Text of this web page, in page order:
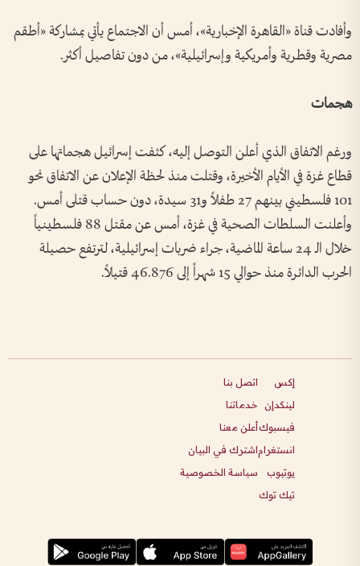
وأفادت قناة «القاهرة الإخبارية»، أمس أن الاجتماع يأتي بمشاركة «أطقم
مصرية وقطرية وأمريكية وإسرائيلية»، من دون تفاصيل أكثر.
هجمات
ورغم الاتفاق الذي أعلن التوصل إليه، كثفت إسرائيل هجماتها على
قطاع غزة في الأيام الأخيرة، وقتلت منذ لحظة الإعلان عن الاتفاق نحو
101 فلسطيني بينهم 27 طفلاً و31 سيدة، دون حساب قتلى أمس.
وأعلنت السلطات الصحية في غزة، أمس عن مقتل 88 فلسطينياً
خلال الـ 24 ساعة الماضية، جراء ضربات إسرائيلية، لترتفع حصيلة
الحرب الدائرة منذ حوالي 15 شهراً إلى 46.876 قتيلاً.
إكس
لينكدإن
فيسبوك
انستغرام
يوتيوب
تيك توك
اتصل بنا
خدماتنا
أعلن معنا
اشترك في البيان
سياسة الخصوصية